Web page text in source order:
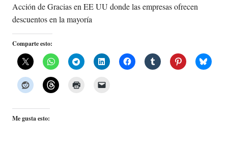
Acción de Gracias en EE UU donde las empresas ofrecen
descuentos en la mayoría
Comparte esto:
Me gusta esto: